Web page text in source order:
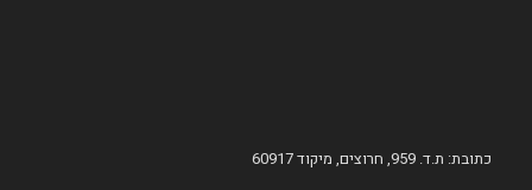
כתובת: ת.ד. 959, חרוצים, מיקוד 60917